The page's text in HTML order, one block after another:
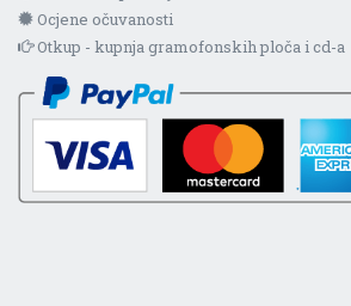
Ocjene očuvanosti
Otkup - kupnja gramofonskih ploča i cd-a